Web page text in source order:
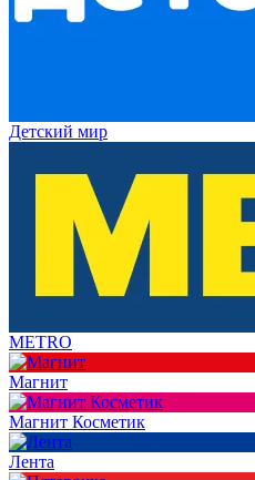
Детский мир
METRO
Магнит
Магнит Косметик
Лента